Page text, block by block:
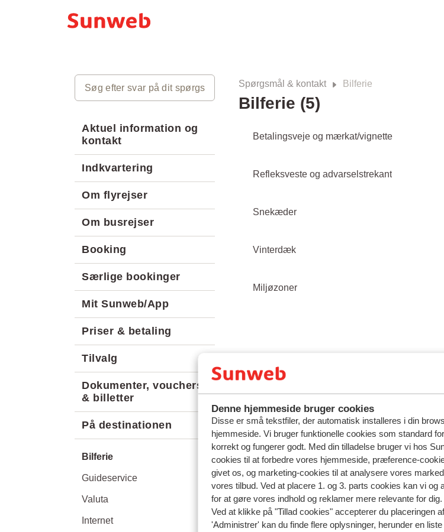
Denne hjemmeside bruger cookies
Disse er små tekstfiler, der automatisk installeres i din
hjemmeside. Vi bruger funktionelle cookies som standard
korrekt og fungerer godt. Med din tilladelse bruger vi hos
cookies til at forbedre vores hjemmeside, præference-
givet os, og marketing-cookies til at analysere vores
vores tilbud. Ved at placere 1. og 3. parts cookies kan vi
for at gøre vores indhold og reklamer mere relevante for dig.
Ved at klikke på "Tillad cookies" accepterer du placeringen
'Administrer' kan du finde flere oplysninger, herunder en
Aktuel information og
kontakt
Indkvartering
Om flyrejser
Om busrejser
Booking
Særlige bookinger
Mit Sunweb/App
Priser & betaling
Tilvalg
Dokumenter, vouchers
& billetter
På destinationen
Bilferie
Guideservice
Valuta
Internet
Spørgsmål & kontakt Bilferie
Bilferie (5)
Betalingsveje og mærkat/vignette
Refleksveste og advarselstrekant
Snekæder
Vinterdæk
Miljøzoner